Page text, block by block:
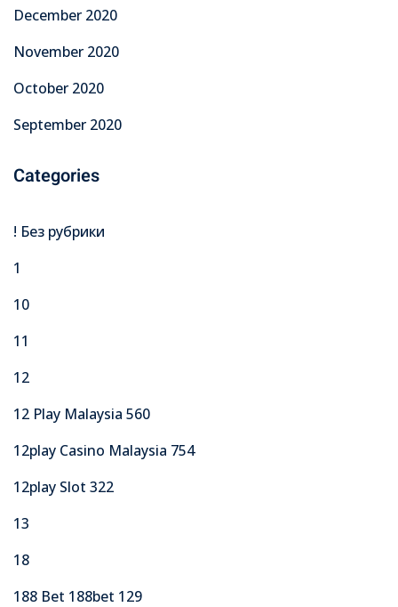
December 2020
November 2020
October 2020
September 2020
Categories
! Без рубрики
1
10
11
12
12 Play Malaysia 560
12play Casino Malaysia 754
12play Slot 322
13
18
188 Bet 188bet 129